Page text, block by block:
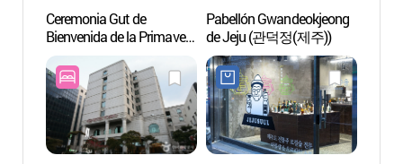
Ceremonia Gut de
Bienvenida de la Primavera
de Tamnaguk (탐라국
입춘굿)
Pabellón Gwandeokjeong
de Jeju (관덕정(제주))